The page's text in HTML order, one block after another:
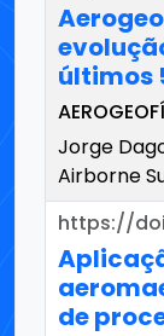
últimos
Jorge
Airborne
https://
de